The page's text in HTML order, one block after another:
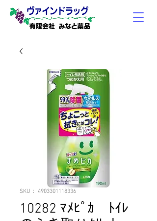
有限会社 みなと薬品
SKU： 4903301118336
10282 ﾏﾒﾋﾟｶ ﾄｲﾚ